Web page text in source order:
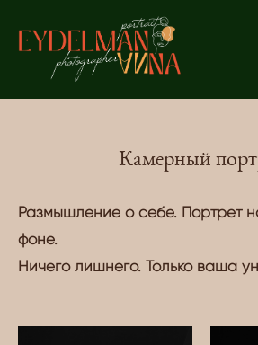
Камерный
Размышление о себе. Портрет
фоне.
Ничего лишнего. Только ваша